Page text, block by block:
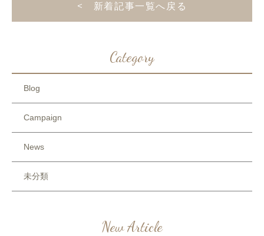
< 新着記事一覧へ戻る
Category
Blog
Campaign
News
未分類
New Article